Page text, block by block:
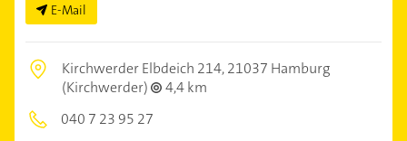
E-Mail
Kirchwerder Elbdeich 214,21037 Hamburg
(Kirchwerder)
4,4 km
040 7 23 95 27